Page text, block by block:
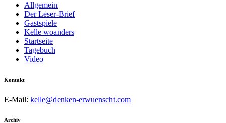
Allgemein
Der Leser-Brief
Gastspiele
Kelle woanders
Startseite
Tagebuch
Video
Kontakt
E-Mail: kelle@denken-erwuenscht.com
Archiv